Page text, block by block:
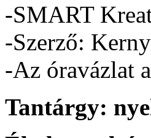
-SMART
-Szerző:
-Az óravázlat
Tantárgy: